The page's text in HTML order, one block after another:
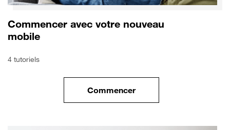
Commencer avec votre nouveau
mobile
4 tutoriels
Commencerle tuto pour Commencer avec